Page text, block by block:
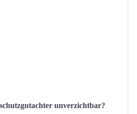
unverzichtbar?